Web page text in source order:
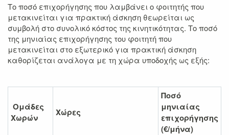
Το ποσό επιχορήγησης που λαμβάνει ο φοιτητής που
μετακινείται για πρακτική άσκηση θεωρείται ως
συμβολή στο συνολικό κόστος της κινητικότητας. Το ποσό
της μηνιαίας επιχορήγησης του φοιτητή που
μετακινείται στο εξωτερικό για πρακτική άσκηση
καθορίζεται ανάλογα με τη χώρα υποδοχής ως εξής:
Ομάδες
Χωρών
Χώρες
Ποσό
μηνιαίας
επιχορήγησης
(€/μήνα)